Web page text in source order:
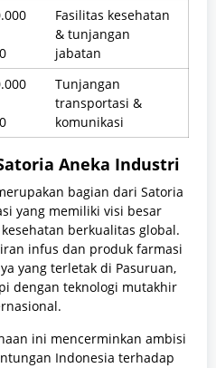
Fasilitas kesehatan
& tunjangan
jabatan
Tunjangan
transportasi &
komunikasi
Aneka Industri
bagian dari Satoria
yang memiliki visi besar
berkualitas global.
infus dan produk farmasi
yang terletak di Pasuruan,
dengan teknologi mutakhir
ini mencerminkan ambisi
Indonesia terhadap